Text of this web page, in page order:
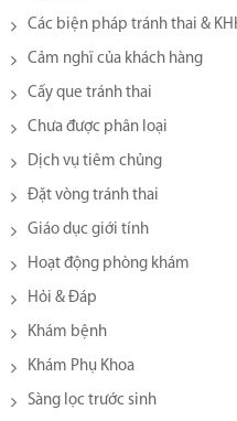
Các biện pháp tránh thai &
Cảm nghĩ của khách hàng
Cấy que tránh thai
Chưa được phân loại
Dịch vụ tiêm chủng
Đặt vòng tránh thai
Giáo dục giới tính
Hoạt động phòng khám
Hỏi & Đáp
Khám bệnh
Khám Phụ Khoa
Sàng lọc trước sinh